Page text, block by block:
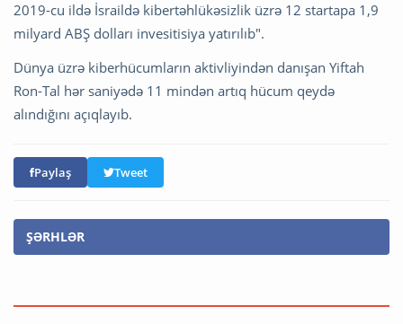
2019-cu ildə İsraildə kibertəhlükəsizlik üzrə 12 startapa 1,9
milyard ABŞ dolları invesitisiya yatırılıb".
Dünya üzrə kiberhücumların aktivliyindən danışan Yiftah
Ron-Tal hər saniyədə 11 mindən artıq hücum qeydə
alındığını açıqlayıb.
Paylaş Tweet
ŞƏRHLƏR